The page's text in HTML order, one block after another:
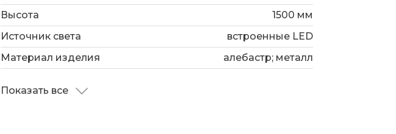
Источником света служат SMD светодиоды с мощностью 40
Вт с цветовой температурой 3000 К. Рекомендуемая
площадь освещения 12 м².
Высота
1500 мм
Источник света
встроенные LED
Материал изделия
алебастр; металл
Показать все